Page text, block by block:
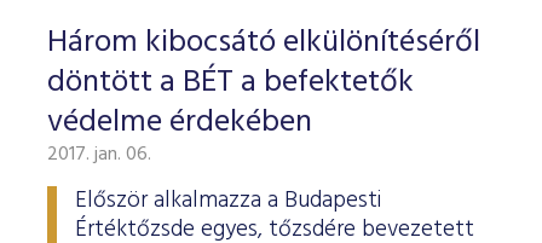
Három kibocsátó elkülönítéséről
döntött a BÉT a befektetők
védelme érdekében
2017. jan. 06.
Először alkalmazza a Budapesti
Értéktőzsde egyes, tőzsdére bevezetett